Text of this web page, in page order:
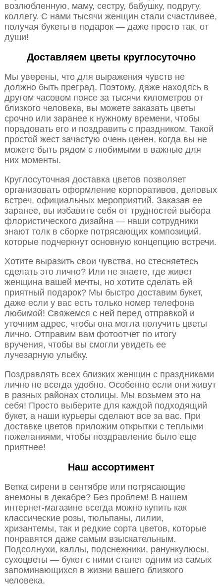
возлюбленную, маму, сестру, бабушку, подругу,
коллегу. С нами тысячи женщин стали счастливее,
получая букеты в подарок — даже просто так, от
души!
Доставляем цветы круглосуточно
Мы уверены, что для выражения чувств не
должно быть преград. Поэтому, даже находясь в
другом часовом поясе за тысячи километров от
близкого человека, вы можете заказать цветы
срочно или заранее к нужному времени, чтобы
порадовать его и поздравить с праздником. Такой
простой жест зачастую очень ценен, когда вы не
можете быть рядом с любимыми в важные для
них моменты.
Круглосуточная доставка цветов позволяет
организовать оформление корпоративов, деловых
встреч, официальных мероприятий. Заказав ее
заранее, вы избавите себя от трудностей выбора
флористического дизайна — наши сотрудники
знают толк в сборке потрясающих композиций,
которые подчеркнут основную концепцию встречи.
Хотите выразить свои чувства, но стесняетесь
сделать это лично? Или не знаете, где живет
женщина вашей мечты, но хотите сделать ей
приятный подарок? Мы быстро доставим букет,
даже если у вас есть только номер телефона
любимой! Свяжемся с ней перед отправкой и
уточним адрес, чтобы она могла получить цветы
лично. Отправим вам фотоотчет по итогу
вручения, чтобы вы смогли увидеть ее
лучезарную улыбку.
Поздравлять всех близких женщин с праздниками
лично не всегда удобно. Особенно если они живут
в разных районах столицы. Мы возьмем это на
себя! Просто выберите для каждой подходящий
букет, а наши курьеры сделают все за вас. При
доставке цветов приложим открытки с теплыми
пожеланиями, чтобы поздравление было еще
приятнее!
Наш ассортимент
Ветка сирени в сентябре или потрясающие
анемоны в декабре? Без проблем! В нашем
интернет-магазине всегда можно купить как
классические розы, тюльпаны, лилии,
хризантемы, так и редкие сорта цветов, которые
понравятся даже самым взыскательным.
Подсолнухи, каллы, подснежники, ранункулюсы,
сухоцветы — букет с ними станет одним из самых
запоминающихся в жизни вашего близкого
человека.